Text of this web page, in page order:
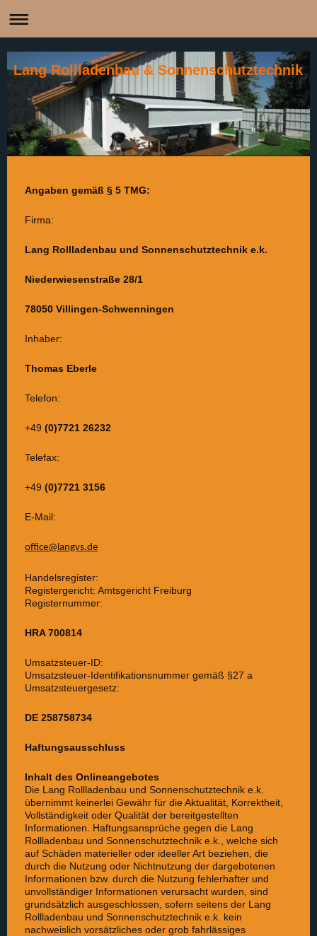
Lang Rollladenbau & Sonnenschutztechnik
Angaben gemäß § 5 TMG:
Firma:
Lang Rollladenbau und Sonnenschutztechnik e.k.
Niederwiesenstraße 28/1
78050 Villingen-Schwenningen
Inhaber:
Thomas Eberle
Telefon:
+49 (0)7721 26232
Telefax:
+49 (0)7721 3156
E-Mail:
office@langvs.de
Handelsregister:
Registergericht: Amtsgericht Freiburg
Registernummer:
HRA 700814
Umsatzsteuer-ID:
Umsatzsteuer-Identifikationsnummer gemäß §27 a
Umsatzsteuergesetz:
DE 258758734
Haftungsausschluss
Inhalt des Onlineangebotes
Die Lang Rollladenbau und Sonnenschutztechnik e.k.
übernimmt keinerlei Gewähr für die Aktualität, Korrektheit,
Vollständigkeit oder Qualität der bereitgestellten
Informationen. Haftungsansprüche gegen die Lang
Rollladenbau und Sonnenschutztechnik e.k., welche sich
auf Schäden materieller oder ideeller Art beziehen, die
durch die Nutzung oder Nichtnutzung der dargebotenen
Informationen bzw. durch die Nutzung fehlerhafter und
unvollständiger Informationen verursacht wurden, sind
grundsätzlich ausgeschlossen, sofern seitens der Lang
Rollladenbau und Sonnenschutztechnik e.k. kein
nachweislich vorsätzliches oder grob fahrlässiges